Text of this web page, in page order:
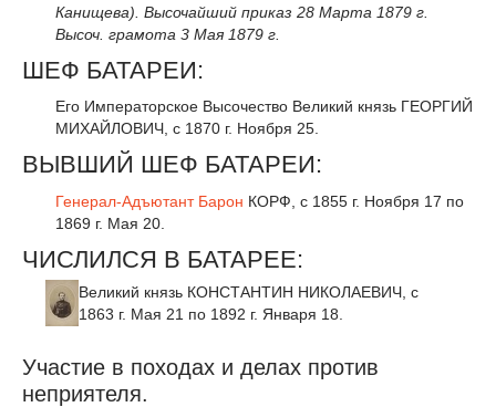
Канищева). Высочайший приказ 28 Марта 1879 г.
Высоч. грамота 3 Мая 1879 г.
ШЕФ БАТАРЕИ:
Его Императорское Высочество Великий князь ГЕОРГИЙ
МИХАЙЛОВИЧ, с 1870 г. Ноября 25.
ВЫВШИЙ ШЕФ БАТАРЕИ:
Генерал-Адъютант Барон КОРФ, с 1855 г. Ноября 17 по
1869 г. Мая 20.
ЧИСЛИЛСЯ В БАТАРЕЕ:
Великий князь КОНСТАНТИН НИКОЛАЕВИЧ, с
1863 г. Мая 21 по 1892 г. Января 18.
Участие в походах и делах против
неприятеля.